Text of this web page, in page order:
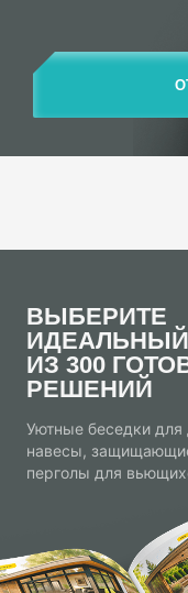
ВЫБЕРИТЕ
ИЗ 300
РЕШЕНИЙ
Уютные беседки
навесы,
перголы для